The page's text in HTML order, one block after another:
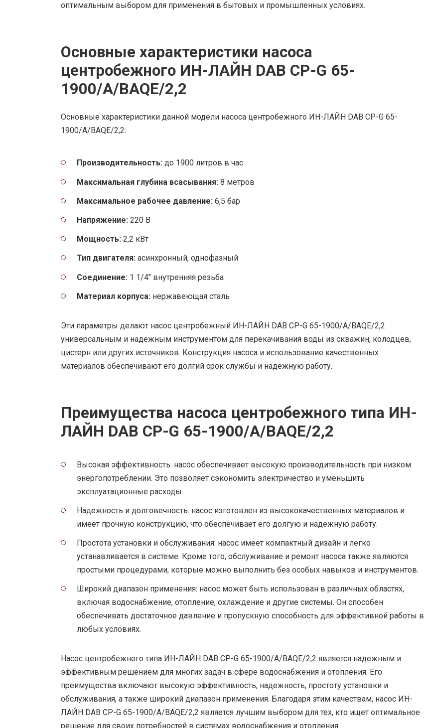
оптимальным выбором для применения в бытовых и промышленных условиях.
Основные характеристики насоса
центробежного ИН-ЛАЙН DAB CP-G 65-
1900/A/BAQE/2,2
Основные характеристики данной модели насоса центробежного ИН-ЛАЙН DAB CP-G 65-
1900/A/BAQE/2,2:
Производительность: до 1900 литров в час
Максимальная глубина всасывания: 8 метров
Максимальное рабочее давление: 6,5 бар
Напряжение: 220 В
Мощность: 2,2 кВт
Тип двигателя: асинхронный, однофазный
Соединение: 1 1/4″ внутренняя резьба
Материал корпуса: нержавеющая сталь
Эти параметры делают насос центробежный ИН-ЛАЙН DAB CP-G 65-1900/A/BAQE/2,2
универсальным и надежным инструментом для перекачивания воды из скважин, колодцев,
цистерн или других источников. Конструкция насоса и использование качественных
материалов обеспечивают его долгий срок службы и надежную работу.
Преимущества насоса центробежного типа ИН-
ЛАЙН DAB CP-G 65-1900/A/BAQE/2,2
Высокая эффективность: насос обеспечивает высокую производительность при низком
энергопотреблении. Это позволяет сэкономить электричество и уменьшить
эксплуатационные расходы.
Надежность и долговечность: насос изготовлен из высококачественных материалов и
имеет прочную конструкцию, что обеспечивает его долгую и надежную работу.
Простота установки и обслуживания: насос имеет компактный дизайн и легко
устанавливается в системе. Кроме того, обслуживание и ремонт насоса также являются
простыми процедурами, которые можно выполнить без особых навыков и инструментов.
Широкий диапазон применения: насос может быть использован в различных областях,
включая водоснабжение, отопление, охлаждение и другие системы. Он способен
обеспечивать достаточное давление и пропускную способность для эффективной работы в
любых условиях.
Насос центробежного типа ИН-ЛАЙН DAB CP-G 65-1900/A/BAQE/2,2 является надежным и
эффективным решением для многих задач в сфере водоснабжения и отопления. Его
преимущества включают высокую эффективность, надежность, простоту установки и
обслуживания, а также широкий диапазон применения. Благодаря этим качествам, насос ИН-
ЛАЙН DAB CP-G 65-1900/A/BAQE/2,2 является лучшим выбором для тех, кто ищет оптимальное
решение для своих потребностей в системах водоснабжения и отопления.